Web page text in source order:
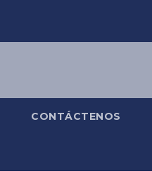
CONTÁCTENOS